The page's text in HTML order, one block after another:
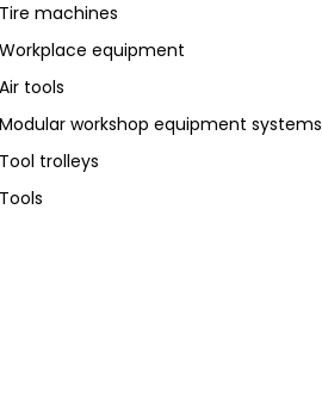
Tire machines
Workplace equipment
Air tools
Modular workshop equipment systems
Tool trolleys
Tools